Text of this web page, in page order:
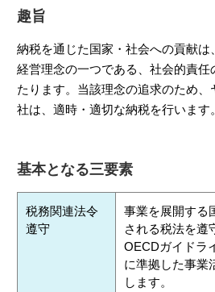
趣旨
納税を通じた国家・社会への貢献は
経営理念の一つである、社会的責任
たります。当該理念の追求のため
社は、適時・適切な納税を行います。
基本となる三要素
税務関連法令
遵守
事業を展開する
される税法を遵
OECDガイドラ
に準拠した事業
します。